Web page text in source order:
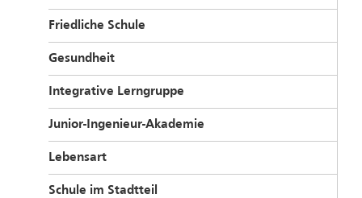
Friedliche Schule
Gesundheit
Integrative Lerngruppe
Junior-Ingenieur-Akademie
Lebensart
Schule im Stadtteil